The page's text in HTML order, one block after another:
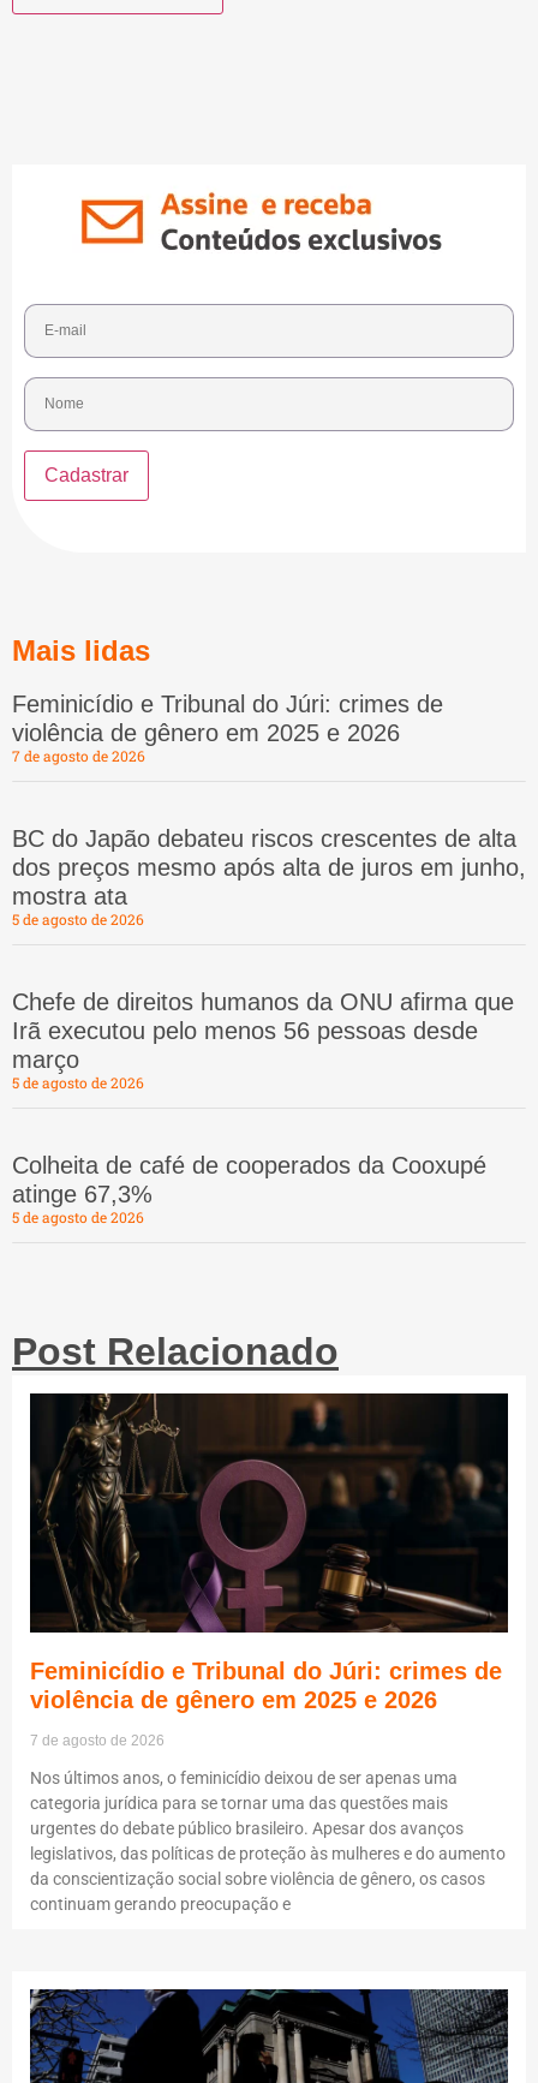
Mais lidas
Feminicídio e Tribunal do Júri: crimes de
violência de gênero em 2025 e 2026
7 de agosto de 2026
BC do Japão debateu riscos crescentes de alta
dos preços mesmo após alta de juros em junho,
mostra ata
5 de agosto de 2026
Chefe de direitos humanos da ONU afirma que
Irã executou pelo menos 56 pessoas desde
março
5 de agosto de 2026
Colheita de café de cooperados da Cooxupé
atinge 67,3%
5 de agosto de 2026
Post Relacionado
Feminicídio e Tribunal do Júri: crimes de
violência de gênero em 2025 e 2026
7 de agosto de 2026
Nos últimos anos, o feminicídio deixou de ser apenas uma
categoria jurídica para se tornar uma das questões mais
urgentes do debate público brasileiro. Apesar dos avanços
legislativos, das políticas de proteção às mulheres e do aumento
da conscientização social sobre violência de gênero, os casos
continuam gerando preocupação e